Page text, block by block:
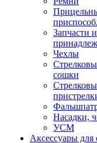
Запчасти и
Чехлы
сошки
Насадки,
УСМ
Аксессуары для